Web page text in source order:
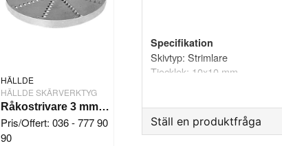
HÄLLDE
HÄLLDE SKÄRVERKTYG
Råkostrivare 3 mm Hällde RG-7-200-250
Pris/Offert: 036 - 777 90
90
Specifikation
Skivtyp: Strimlare
Tjocklek: 10x10 mm
Ställ en produktfråga